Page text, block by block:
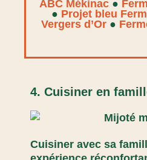
ABC Mékinac ●
● Projet bleu
Vergers d’Or ●
4. Cuisiner en
Cuisiner avec sa